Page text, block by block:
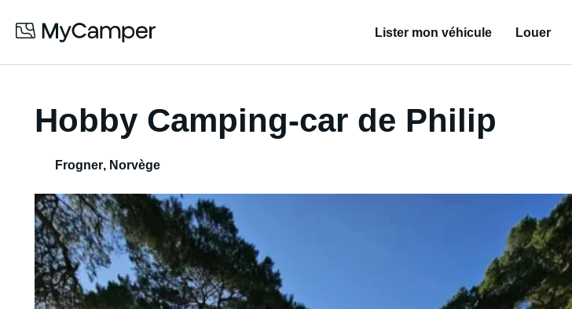
Lister mon véhicule Louer
Hobby Camping-car de Philip
Frogner, Norvège